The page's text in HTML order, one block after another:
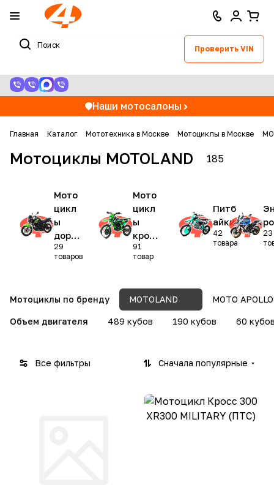
Проверить VIN
Наши мотосалоны
Главная Каталог Мототехника в Москве Мотоциклы в Москве
Мотоциклы MOTOLAND 185
Мото
цикл
ы
доро
жные
29
товаров
Мото
цикл
ы
крос
совы
е
91
товар
Питб
айки
42
товара
ро
23
Мотоциклы по бренду MOTO APOLLO
MOTOLAND
Объем двигателя 489 кубов 190 кубов 60
Все фильтры Сначала популярные